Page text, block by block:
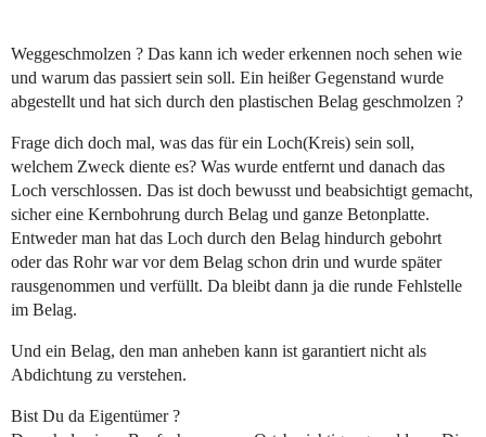
Weggeschmolzen ? Das kann ich weder erkennen noch sehen wie
und warum das passiert sein soll. Ein heißer Gegenstand wurde
abgestellt und hat sich durch den plastischen Belag geschmolzen ?
Frage dich doch mal, was das für ein Loch(Kreis) sein soll,
welchem Zweck diente es? Was wurde entfernt und danach das
Loch verschlossen. Das ist doch bewusst und beabsichtigt gemacht,
sicher eine Kernbohrung durch Belag und ganze Betonplatte.
Entweder man hat das Loch durch den Belag hindurch gebohrt
oder das Rohr war vor dem Belag schon drin und wurde später
rausgenommen und verfüllt. Da bleibt dann ja die runde Fehlstelle
im Belag.
Und ein Belag, den man anheben kann ist garantiert nicht als
Abdichtung zu verstehen.
Bist Du da Eigentümer ?